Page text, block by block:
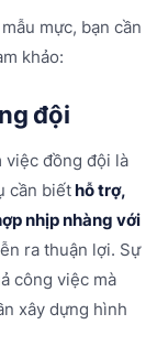
mực, bạn cần
khảo:
đội
việc đồng đội là
cần biết hỗ trợ,
nhịp nhàng với
ra thuận lợi. Sự
công việc mà
xây dựng hình